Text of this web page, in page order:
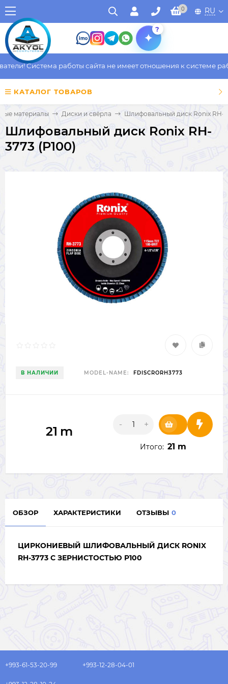
0 RU
?
Система работы сайта не имеет отношения к системе
КАТАЛОГ ТОВАРОВ
материалы Диски и свёрла Шлифовальный диск Ronix RH-
Шлифовальный диск Ronix RH-
3773 (P100)
В НАЛИЧИИ MODEL-NAME: FDISCRORH3773
21 m - +
Итого: 21 m
ОБЗОР ХАРАКТЕРИСТИКИ ОТЗЫВЫ 0
ЦИРКОНИЕВЫЙ ШЛИФОВАЛЬНЫЙ ДИСК RONIX
RH-3773 С ЗЕРНИСТОСТЬЮ P100
+993-61-53-20-99 +993-12-28-04-01